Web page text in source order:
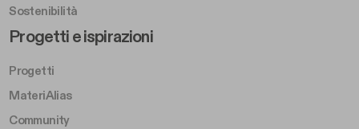
Sostenibilità
Footer Left Middle B
Progetti e ispirazioni
Progetti
MateriAlias
Community